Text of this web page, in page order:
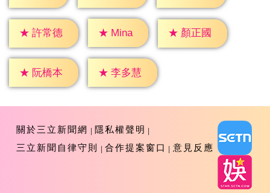
★ 許常德 ★ Mina ★ 顏正國
★ 阮橋本 ★ 李多慧
關於三立新聞網
隱私權聲明
三立新聞自律守則
合作提案窗口 意見反應